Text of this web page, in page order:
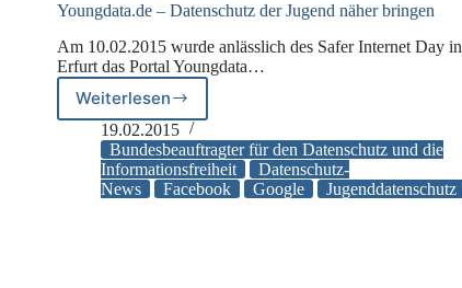
Youngdata.de – Datenschutz der Jugend näher bringen
Am 10.02.2015 wurde anlässlich des Safer Internet Day in
Erfurt das Portal Youngdata…
WeiterlesenYoungdata.de
–
Datenschutz
der
Jugend
19.02.2015
Bundesbeauftragter für den Datenschutz und die
Informationsfreiheit
Datenschutz-
News
Facebook Google Jugenddatenschutz